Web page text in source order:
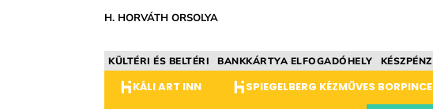
H. HORVÁTH ORSOLYA
KÜLTÉRI ÉS BELTÉRI BANKKÁRTYA ELFOGADÓHELY KÉSZPÉNZ
KÁLI ART INN SPIEGELBERG KÉZMŰVES BORPINCE